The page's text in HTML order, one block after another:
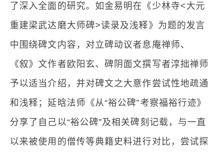
了深入全面的研究。如金易明在《少林寺<大元
重建梁武达磨大师碑>读录及浅释》为题的发言
中围绕碑文内容，对立碑动议者息庵禅师、
《叙》文作者欧阳玄、碑阴面文撰写者淳拙禅师
予以适当介绍，并对碑文之大意作尝试性地疏通
和浅释；延晗法师《从“裕公碑”考察福裕行迹》
分享了自己以“裕公碑”及相关碑刻记载，与一直
以来被使用的僧传等典籍史料进行对比，尝试探